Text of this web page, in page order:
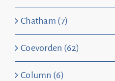
Chatham (7)
Coevorden (62)
Column (6)